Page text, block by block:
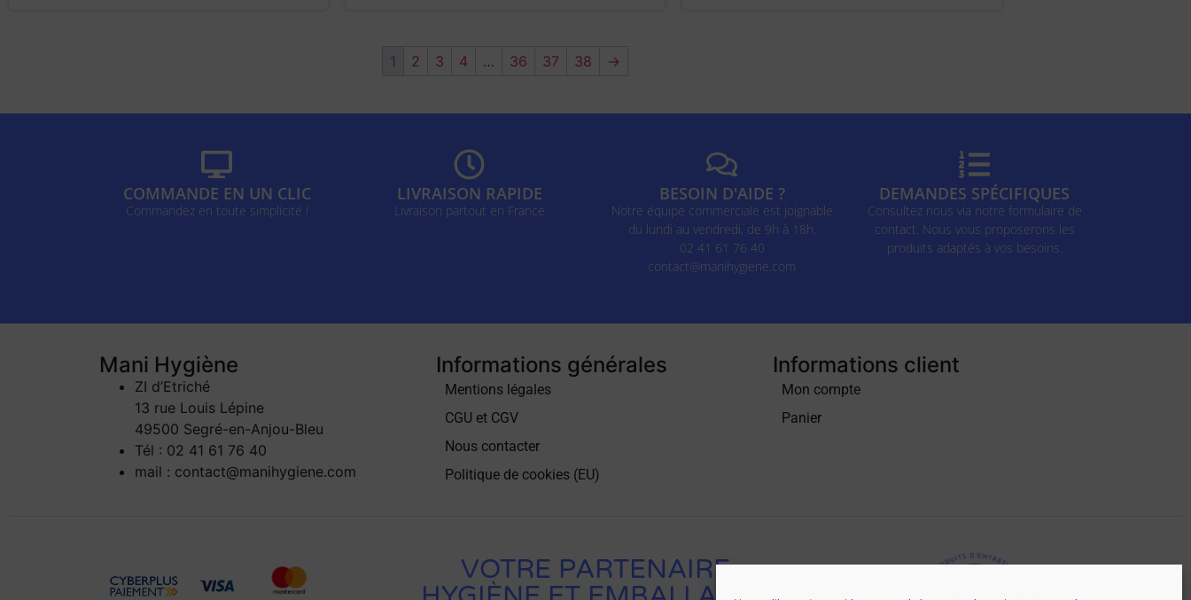
1 2 3 4 … 36 37 38 →
COMMANDE EN UN CLIC
Commandez en toute simplicité !
LIVRAISON RAPIDE
Livraison partout en France
BESOIN D'AIDE ?
Notre équipe commerciale est joignable
du lundi au vendredi, de 9h à 18h.
02 41 61 76 40
contact@manihygiene.com
DEMANDES SPÉCIFIQUES
Consultez nous via notre formulaire de
contact. Nous vous proposerons les
produits adaptés à vos besoins.
Mani Hygiène
ZI d’Etriché
13 rue Louis Lépine
49500 Segré-en-Anjou-Bleu
Tél : 02 41 61 76 40
mail : contact@manihygiene.com
Informations générales
Mentions légales
CGU et CGV
Nous contacter
Politique de cookies (EU)
Informations client
Mon compte
Panier
VOTRE PARTENAIRE